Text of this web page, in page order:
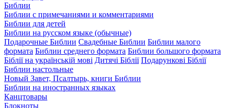
Библии
Библии с примечаниями и комментариями
Библии для детей
Библии на русском языке (обычные)
Подарочные Библии Свадебные Библии Библии малого
формата Библии среднего формата Библии большого формата
Біблії на українській мові Дитячі Біблії Подарункові Біблії
Библии настольные
Новый Завет, Псалтырь, книги Библии
Библии на иностранных языках
Канцтовары
Блокноты